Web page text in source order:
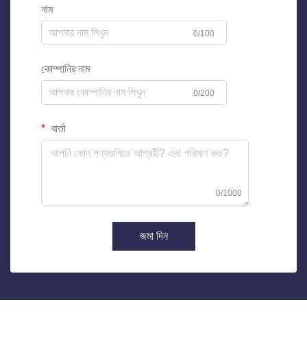
নাম
0/100
কোম্পানির নাম
0/200
বার্তা
0/1000
জমা দিন